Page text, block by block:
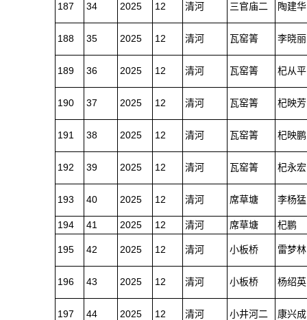
187 34 2025 12 清河 三官庙二 陶建华
188 35 2025 12 清河 瓦窑箐 李晓丽
189 36 2025 12 清河 瓦窑箐 杞从平
190 37 2025 12 清河 瓦窑箐 杞映芳
191 38 2025 12 清河 瓦窑箐 杞映鹏
192 39 2025 12 清河 瓦窑箐 杞永宏
193 40 2025 12 清河 席草塘 李杨猛
194 41 2025 12 清河 席草塘 杞鹏
195 42 2025 12 清河 小板桥 雷梦林
196 43 2025 12 清河 小板桥 杨绍英
197 44 2025 12 清河 小井河二 康兴成